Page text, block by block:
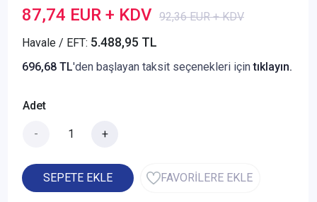
87,74 EUR + KDV 92,36 EUR + KDV
Havale / EFT: 5.488,95 TL
696,68 TL'den başlayan taksit seçenekleri içintıklayın.
Adet
- +
SEPETE EKLE FAVORİLERE EKLE